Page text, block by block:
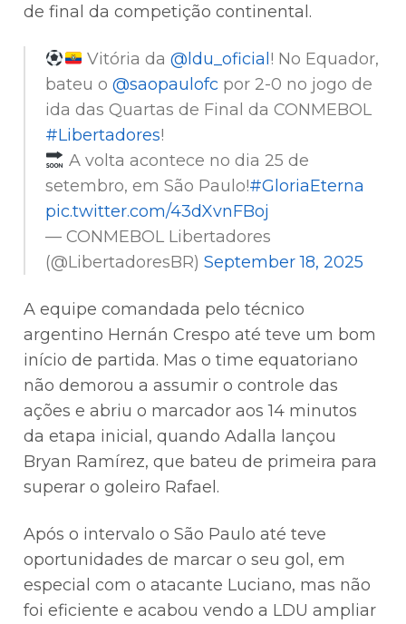
de final da competição continental.
Vitória da@ldu_oficial ! No Equador,
bateu o@saopaulofc por 2-0 no jogo de
ida das Quartas de Final da CONMEBOL
#Libertadores!
A volta acontece no dia 25 de
setembro, em São Paulo!#GloriaEterna
pic.twitter.com/43dXvnFBoj
— CONMEBOL Libertadores
(@LibertadoresBR)September 18, 2025
A equipe comandada pelo técnico
argentino Hernán Crespo até teve um bom
início de partida. Mas o time equatoriano
não demorou a assumir o controle das
ações e abriu o marcador aos 14 minutos
da etapa inicial, quando Adalla lançou
Bryan Ramírez, que bateu de primeira para
superar o goleiro Rafael.
Após o intervalo o São Paulo até teve
oportunidades de marcar o seu gol, em
especial com o atacante Luciano, mas não
foi eficiente e acabou vendo a LDU ampliar